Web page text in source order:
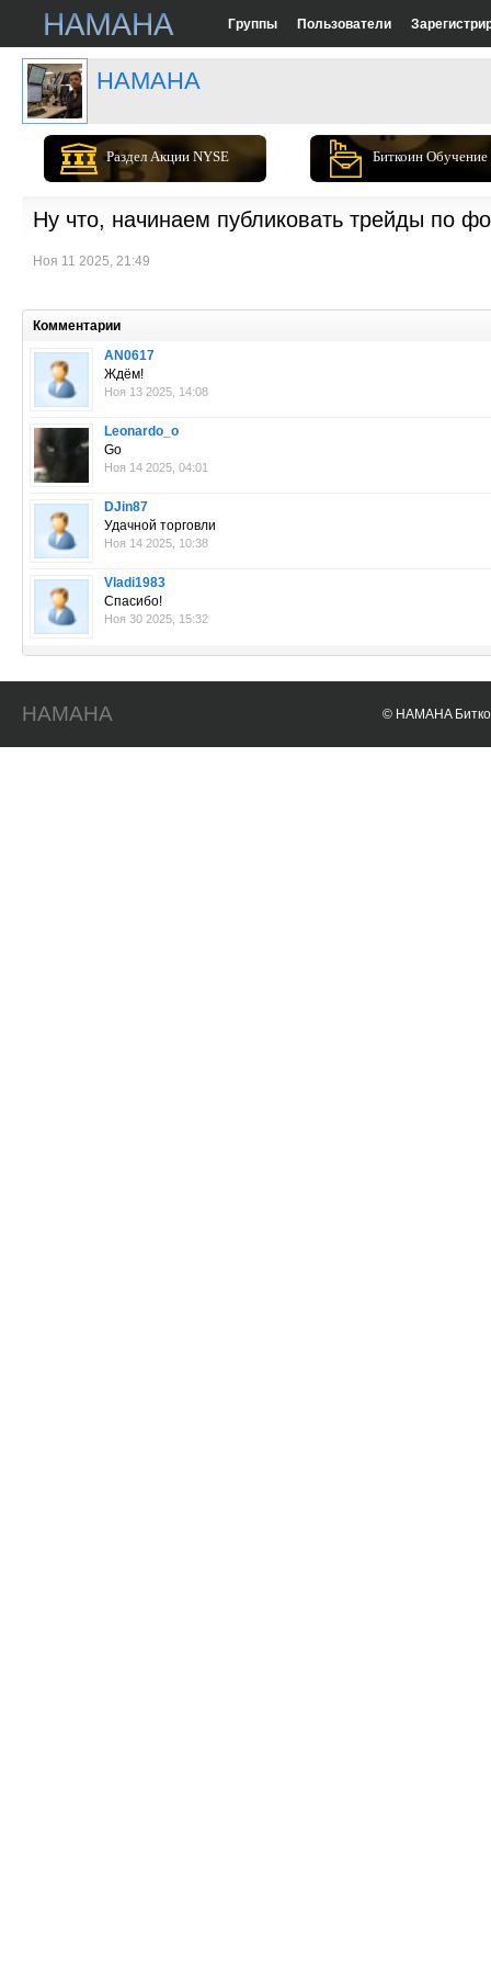
Группы Пользователи
HAMAHA
Раздел Акции NYSE Биткоин Обучение
Ну что, начинаем публиковать трейды по
Ноя 11 2025, 21:49
Комментарии
AN0617
Ждём!
Ноя 13 2025, 14:08
Leonardo_o
Go
Ноя 14 2025, 04:01
DJin87
Удачной торговли
Ноя 14 2025, 10:38
Vladi1983
Спасибо!
Ноя 30 2025, 15:32
HAMAHA © HAMAHA